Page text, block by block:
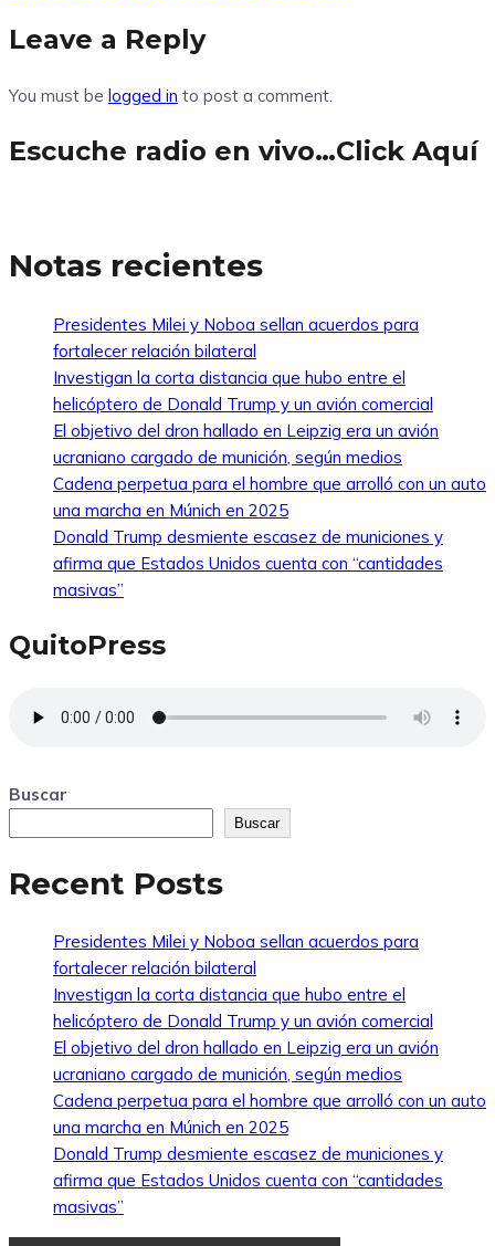
Leave a Reply
You must be logged in to post a comment.
Escuche radio en vivo…Click Aquí
Notas recientes
Presidentes Milei y Noboa sellan acuerdos para
fortalecer relación bilateral
Investigan la corta distancia que hubo entre el
helicóptero de Donald Trump y un avión comercial
El objetivo del dron hallado en Leipzig era un avión
ucraniano cargado de munición, según medios
Cadena perpetua para el hombre que arrolló con un auto
una marcha en Múnich en 2025
Donald Trump desmiente escasez de municiones y
afirma que Estados Unidos cuenta con “cantidades
masivas”
QuitoPress
Buscar
Buscar
Recent Posts
Presidentes Milei y Noboa sellan acuerdos para
fortalecer relación bilateral
Investigan la corta distancia que hubo entre el
helicóptero de Donald Trump y un avión comercial
El objetivo del dron hallado en Leipzig era un avión
ucraniano cargado de munición, según medios
Cadena perpetua para el hombre que arrolló con un auto
una marcha en Múnich en 2025
Donald Trump desmiente escasez de municiones y
afirma que Estados Unidos cuenta con “cantidades
masivas”